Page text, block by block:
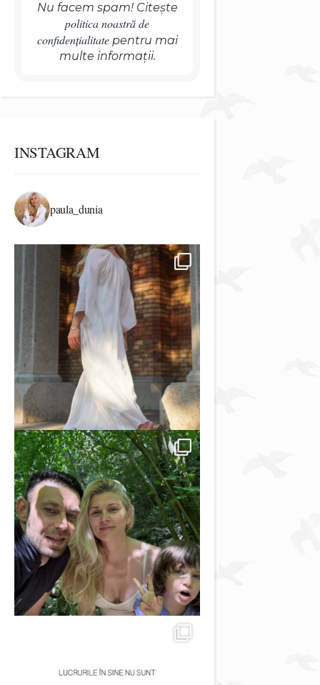
Nu facem spam! Citește
politica noastră de
confidențialitatepentru mai
multe informații.
INSTAGRAM
paula_dunia